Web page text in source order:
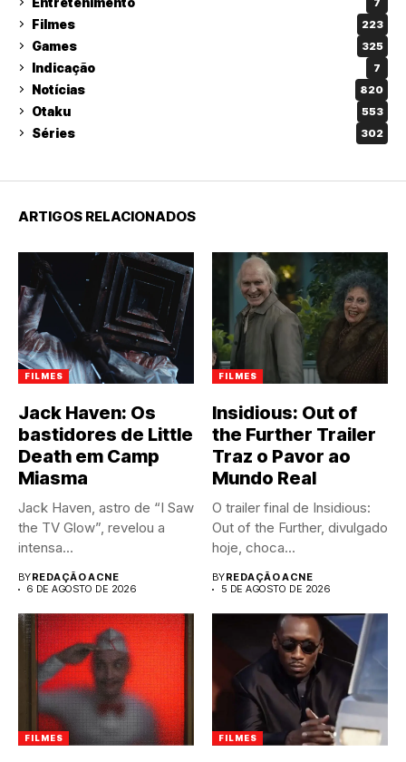
7
Filmes 223
Games 325
Indicação 7
Notícias 820
Otaku 553
Séries 302
ARTIGOS RELACIONADOS
FILMES
Jack Haven: Os
bastidores de Little
Death em Camp
Miasma
Jack Haven, astro de “I Saw
the TV Glow”, revelou a
intensa...
BYREDAÇÃO ACNE
6 DE AGOSTO DE 2026
FILMES
Insidious: Out of
the Further Trailer
Traz o Pavor ao
Mundo Real
O trailer final de Insidious:
Out of the Further, divulgado
hoje, choca...
BYREDAÇÃO ACNE
5 DE AGOSTO DE 2026
FILMES FILMES